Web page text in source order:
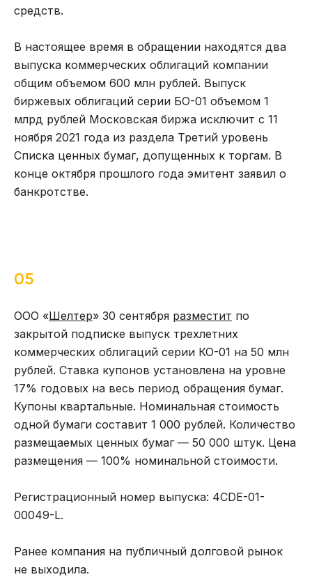
средств.
В настоящее время в обращении находятся два
выпуска коммерческих облигаций компании
общим объемом 600 млн рублей. Выпуск
биржевых облигаций серии БО-01 объемом 1
млрд рублей Московская биржа исключит с 11
ноября 2021 года из раздела Третий уровень
Списка ценных бумаг, допущенных к торгам. В
конце октября прошлого года эмитент заявил о
банкротстве.
05
ООО «Шелтер» 30 сентября разместит по
закрытой подписке выпуск трехлетних
коммерческих облигаций серии КО-01 на 50 млн
рублей. Ставка купонов установлена на уровне
17% годовых на весь период обращения бумаг.
Купоны квартальные. Номинальная стоимость
одной бумаги составит 1 000 рублей. Количество
размещаемых ценных бумаг — 50 000 штук. Цена
размещения — 100% номинальной стоимости.
Регистрационный номер выпуска: 4CDE-01-
00049-L.
Ранее компания на публичный долговой рынок
не выходила.